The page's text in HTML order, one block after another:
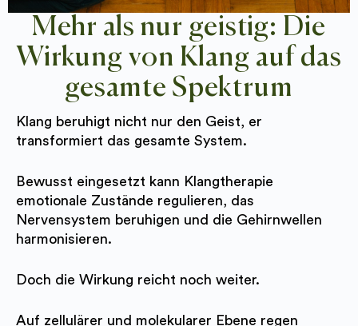
Mehr als nur geistig: Die
Wirkung von Klang auf das
gesamte Spektrum
Klang beruhigt nicht nur den Geist, er
transformiert das gesamte System.
Bewusst eingesetzt kann Klangtherapie
emotionale Zustände regulieren, das
Nervensystem beruhigen und die Gehirnwellen
harmonisieren.
Doch die Wirkung reicht noch weiter.
Auf zellulärer und molekularer Ebene regen